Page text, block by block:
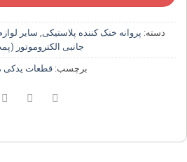
دسته: پروانه خنک کننده پلاستیکی سایر
جانبی الکتروموتور
برچسب: قطعات یدکی